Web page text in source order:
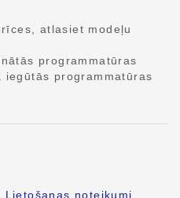
atlasiet modeļu
programmatūras
programmatūras
Lietošanas noteikumi